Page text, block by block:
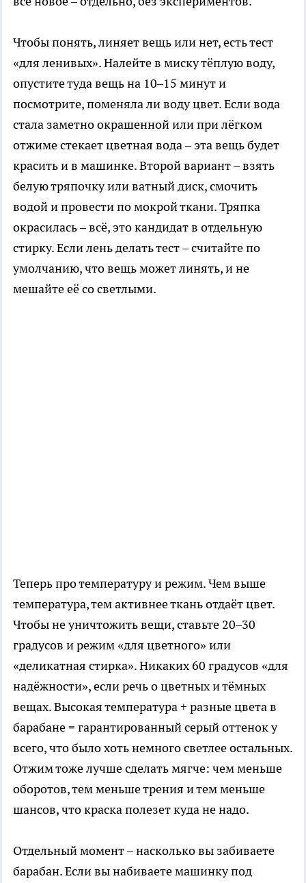
Чтобы понять, линяет вещь или нет, есть тест
«для ленивых». Налейте в миску тёплую воду,
опустите туда вещь на 10–15 минут и
посмотрите, поменяла ли воду цвет. Если вода
стала заметно окрашенной или при лёгком
отжиме стекает цветная вода – эта вещь будет
красить и в машинке. Второй вариант – взять
белую тряпочку или ватный диск, смочить
водой и провести по мокрой ткани. Тряпка
окрасилась – всё, это кандидат в отдельную
стирку. Если лень делать тест – считайте по
умолчанию, что вещь может линять, и не
мешайте её со светлыми.
Теперь про температуру и режим. Чем выше
температура, тем активнее ткань отдаёт цвет.
Чтобы не уничтожить вещи, ставьте 20–30
градусов и режим «для цветного» или
«деликатная стирка». Никаких 60 градусов «для
надёжности», если речь о цветных и тёмных
вещах. Высокая температура + разные цвета в
барабане = гарантированный серый оттенок у
всего, что было хоть немного светлее остальных.
Отжим тоже лучше сделать мягче: чем меньше
оборотов, тем меньше трения и тем меньше
шансов, что краска полезет куда не надо.
Отдельный момент – насколько вы забиваете
барабан. Если вы набиваете машинку под